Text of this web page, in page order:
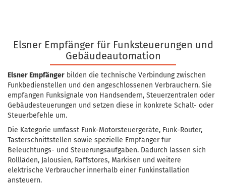
Elsner Empfänger für Funksteuerungen und
Gebäudeautomation
Elsner Empfänger bilden die technische Verbindung zwischen
Funkbedienstellen und den angeschlossenen Verbrauchern. Sie
empfangen Funksignale von Handsendern, Steuerzentralen oder
Gebäudesteuerungen und setzen diese in konkrete Schalt- oder
Steuerbefehle um.
Die Kategorie umfasst Funk-Motorsteuergeräte, Funk-Router,
Tasterschnittstellen sowie spezielle Empfänger für
Beleuchtungs- und Steuerungsaufgaben. Dadurch lassen sich
Rollläden, Jalousien, Raffstores, Markisen und weitere
elektrische Verbraucher innerhalb einer Funkinstallation
ansteuern.